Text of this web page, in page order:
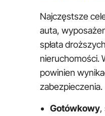
Najczęstsze
auta,
spłata
nieruchomości.
powinien
zabezpieczenia.
Gotówkowy,